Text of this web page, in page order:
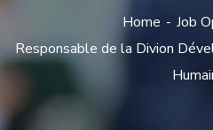
Home
Job
Responsable de la Divion